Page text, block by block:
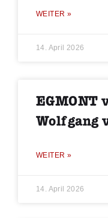
WEITER »
14. April 2026
EGMONT
Wolfgang
WEITER »
14. April 2026